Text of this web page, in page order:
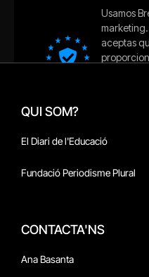
QUI SOM?
El Diari de l'Educació
Fundació Periodisme Plural
CONTACTA'NS
Ana Basanta